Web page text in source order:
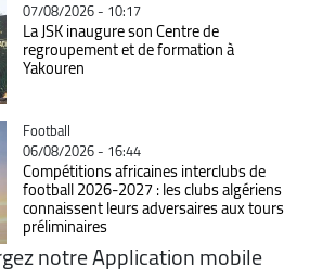
07/08/2026 - 10:17
La JSK inaugure son Centre de
regroupement et de formation à
Yakouren
Catégorie
Football
06/08/2026 - 16:44
Compétitions africaines interclubs de
football 2026-2027 : les clubs algériens
connaissent leurs adversaires aux tours
préliminaires
notre Application mobile